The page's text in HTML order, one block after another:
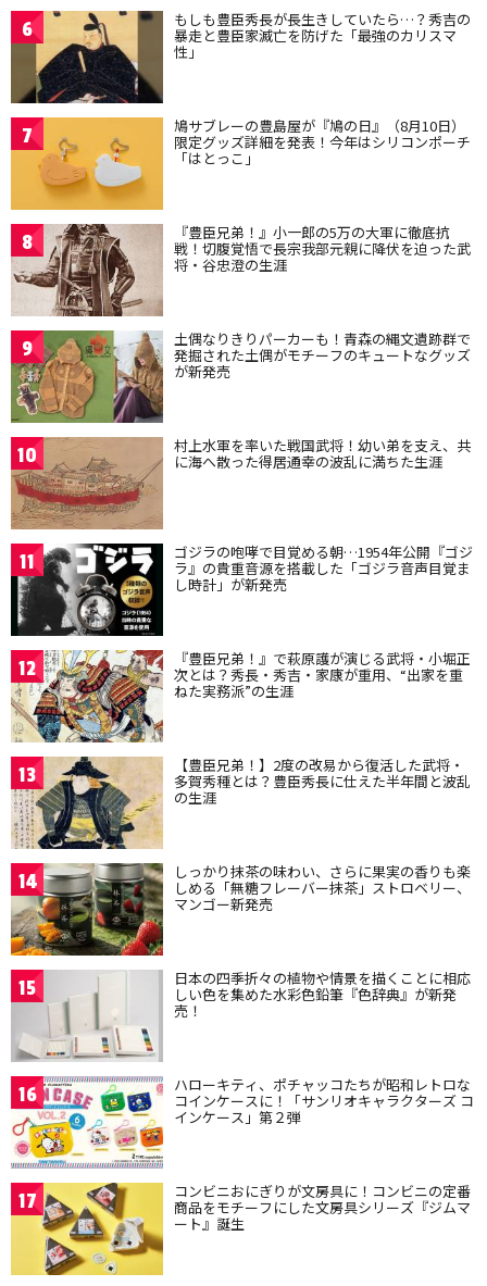
6 もしも豊臣秀長が長生きしていたら…？秀吉の
暴走と豊臣家滅亡を防げた「最強のカリスマ
性」
7 鳩サブレーの豊島屋が『鳩の日』（8月10日）
限定グッズ詳細を発表！今年はシリコンポーチ
「はとっこ」
8 『豊臣兄弟！』小一郎の5万の大軍に徹底抗
戦！切腹覚悟で長宗我部元親に降伏を迫った武
将・谷忠澄の生涯
9 土偶なりきりパーカーも！青森の縄文遺跡群で
発掘された土偶がモチーフのキュートなグッズ
が新発売
10 村上水軍を率いた戦国武将！幼い弟を支え、共
に海へ散った得居通幸の波乱に満ちた生涯
11 ゴジラの咆哮で目覚める朝…1954年公開『ゴジ
ラ』の貴重音源を搭載した「ゴジラ音声目覚ま
し時計」が新発売
12 『豊臣兄弟！』で萩原護が演じる武将・小堀正
次とは？秀長・秀吉・家康が重用、“出家を重
ねた実務派”の生涯
13 【豊臣兄弟！】2度の改易から復活した武将・
多賀秀種とは？豊臣秀長に仕えた半年間と波乱
の生涯
14 しっかり抹茶の味わい、さらに果実の香りも楽
しめる「無糖フレーバー抹茶」ストロベリー、
マンゴー新発売
15 日本の四季折々の植物や情景を描くことに相応
しい色を集めた水彩色鉛筆『色辞典』が新発
売！
16 ハローキティ、ポチャッコたちが昭和レトロな
コインケースに！「サンリオキャラクターズ コ
インケース」第２弾
17 コンビニおにぎりが文房具に！コンビニの定番
商品をモチーフにした文房具シリーズ『ジムマ
ート』誕生